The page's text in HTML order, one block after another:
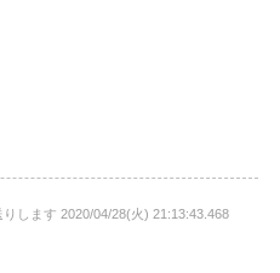
します 2020/04/28(火) 21:13:43.468